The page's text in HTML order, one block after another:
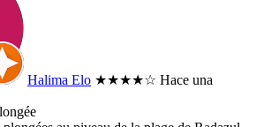
Halima Elo ★★★★☆ Hace una